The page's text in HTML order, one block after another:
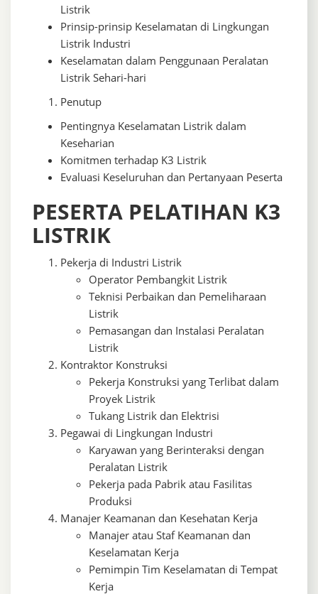
Listrik
Prinsip-prinsip Keselamatan di Lingkungan
Listrik Industri
Keselamatan dalam Penggunaan Peralatan
Listrik Sehari-hari
Penutup
Pentingnya Keselamatan Listrik dalam
Keseharian
Komitmen terhadap K3 Listrik
Evaluasi Keseluruhan dan Pertanyaan Peserta
PESERTA PELATIHAN K3
LISTRIK
Pekerja di Industri Listrik
Operator Pembangkit Listrik
Teknisi Perbaikan dan Pemeliharaan
Listrik
Pemasangan dan Instalasi Peralatan
Listrik
Kontraktor Konstruksi
Pekerja Konstruksi yang Terlibat dalam
Proyek Listrik
Tukang Listrik dan Elektrisi
Pegawai di Lingkungan Industri
Karyawan yang Berinteraksi dengan
Peralatan Listrik
Pekerja pada Pabrik atau Fasilitas
Produksi
Manajer Keamanan dan Kesehatan Kerja
Manajer atau Staf Keamanan dan
Keselamatan Kerja
Pemimpin Tim Keselamatan di Tempat
Kerja